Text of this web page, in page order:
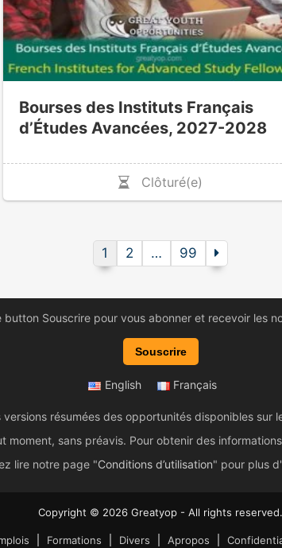
Bourses des Instituts Français
d’Études Avancées, 2027-2028
Clôturé(e)
1 2 … 99
button Souscrire pour vous abonner et recevoir les
Souscrire
English Français
résumées des opportunités disponibles sur
sans préavis. Pour obtenir des
lire notre page "Conditions d’utilisation" pour plus
Copyright © 2026 Greatyop - All rights reserved.
Formations Divers Apropos